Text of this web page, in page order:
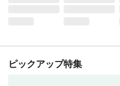
ピックアップ特集